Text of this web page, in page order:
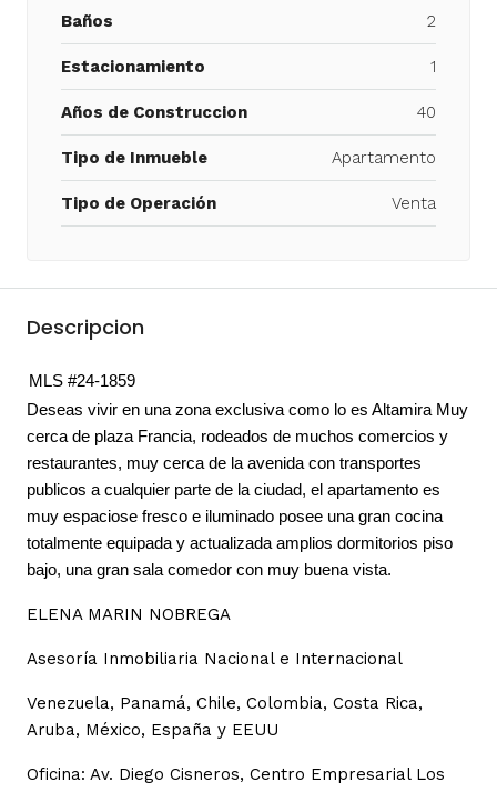
Baños 2
Estacionamiento 1
Años de Construccion 40
Tipo de Inmueble Apartamento
Tipo de Operación Venta
Descripcion
MLS #24-1859
Deseas vivir en una zona exclusiva como lo es Altamira Muy
cerca de plaza Francia, rodeados de muchos comercios y
restaurantes, muy cerca de la avenida con transportes
publicos a cualquier parte de la ciudad, el apartamento es
muy espaciose fresco e iluminado posee una gran cocina
totalmente equipada y actualizada amplios dormitorios piso
bajo, una gran sala comedor con muy buena vista.
ELENA MARIN NOBREGA
Asesoría Inmobiliaria Nacional e Internacional
Venezuela, Panamá, Chile, Colombia, Costa Rica,
Aruba, México, España y EEUU
Oficina: Av. Diego Cisneros, Centro Empresarial Los